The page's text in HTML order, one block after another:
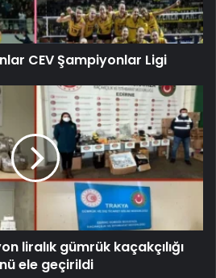
CEV Şampiyonlar Ligi
liralık gümrük kaçakçılığı
ele geçirildi